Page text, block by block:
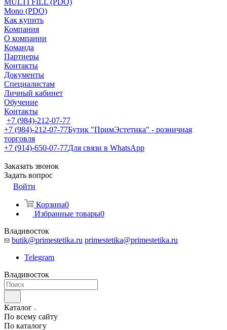
MULTI FILL (PDO)
Mono (PDO)
Как купить
Компания
О компании
Команда
Партнеры
Контакты
Документы
Специалистам
Личный кабинет
Обучение
Контакты
+7 (984)-212-07-77
+7 (984)-212-07-77Бутик "ПримЭстетика" - розничная
торговля
+7 (914)-650-07-77Для связи в WhatsApp
Заказать звонок
Задать вопрос
Войти
Корзина0
Избранные товары0
Владивосток
butik@primestetika.ru primestetika@primestetika.ru
Telegram
Владивосток
Каталог
По всему сайту
По каталогу